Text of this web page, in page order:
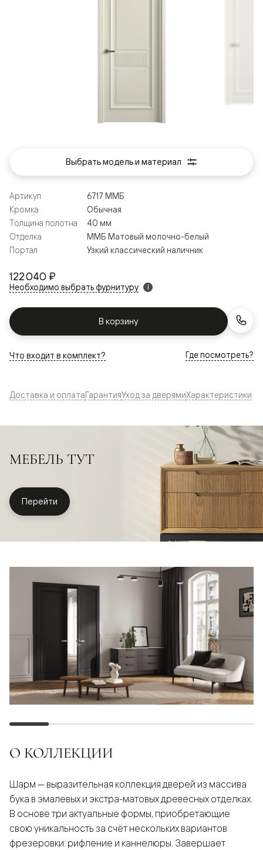
122 040 ₽
Необходимо выбрать фурнитуру i
В корзину
Артикул
6717 ММБ
Кромка
Обычная
Толщина полотна
40 мм
Отделка
ММБ Матовый молочно-белый
Портал
Узкий классический наличник
Что входит в комплект? Где посмотреть?
Выбрать модель и материал
Доставка и оплатаГарантияУход за дверямиХарактеристики
МЕБЕЛЬ ТУТ
Перейти
О КОЛЛЕКЦИИ
Шарм — выразительная коллекция дверей из массива
бука в эмалевых и экстра-матовых древесных отделках.
В основе три актуальные формы, приобретающие
свою уникальность за счёт нескольких вариантов
фрезеровки: рифление и каннелюры. Завершает